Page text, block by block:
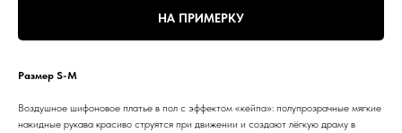
НА ПРИМЕРКУ
Размер S-M
Воздушное шифоновое платье в пол с эффектом «кейпа»: полупрозрачные мягкие
накидные рукава красиво струятся при движении и создают лёгкую драму в